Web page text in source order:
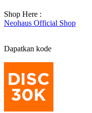
Shop Here :
Neohaus Official Shop
Dapatkan kode